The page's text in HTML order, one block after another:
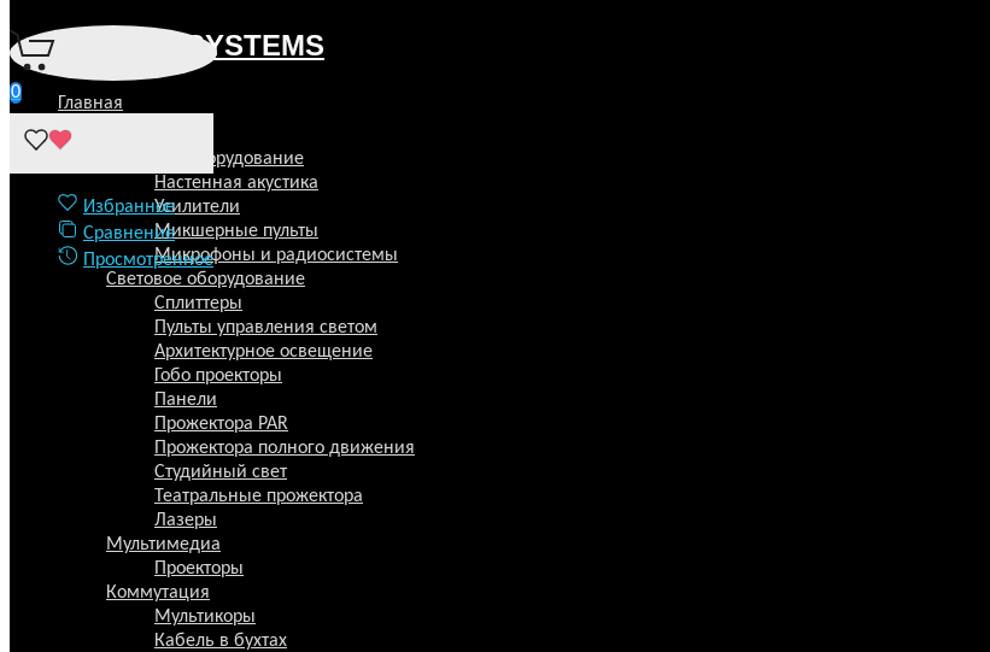
Главная
Каталог
Звуковое оборудование
Настенная акустика
​Усилители
Микшерные пульты
Микрофоны и радиосистемы
Световое оборудование
Сплиттеры
Пульты управления светом
Архитектурное освещение
Гобо проекторы
Панели
Прожектора PAR
Прожектора полного движения
Студийный свет
Театральные прожектора
Лазеры
Мультимедиа
Проекторы
Коммутация
Мультикоры
Кабель в бухтах
0
Избранное
Сравнение
Просмотренное
ROSS DM-581 отзывы
Главная
Звуковое оборудование
Микрофоны и радиосистемы
ROSS DM-581
Отзывы
Обзор
Отзывы0
ROSS DM-581 микрофон вокальный динамический
Артикул: ID000097993
0 отзывов к товару ROSS DM-581